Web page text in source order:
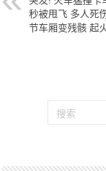
秒被甩飞 多人死
节车厢变残骸 起